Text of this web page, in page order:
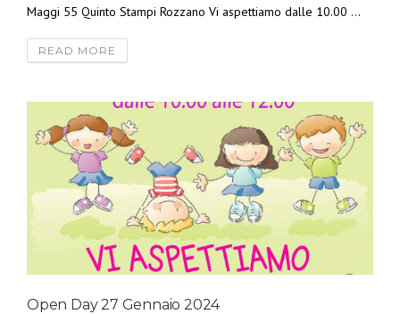
Maggi 55 Quinto Stampi Rozzano Vi aspettiamo dalle 10.00 ...
READ MORE
Open Day 27 Gennaio 2024